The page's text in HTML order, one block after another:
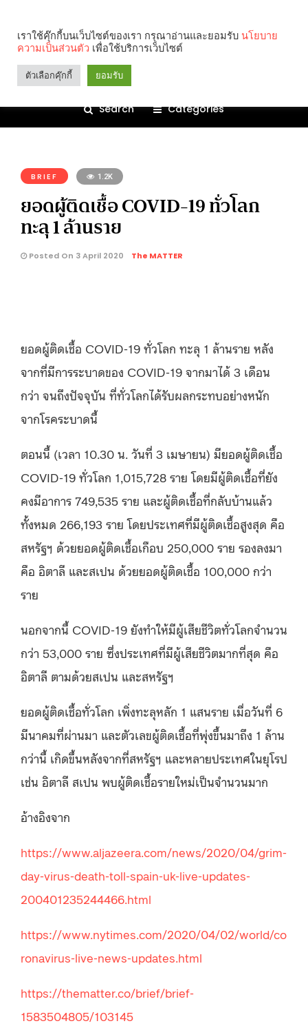
Search Categories
BRIEF 1.2K
ยอดผู้ติดเชื้อ COVID-19 ทั่วโลก
ทะลุ 1 ล้านราย
Posted On 3 April 2020 The MATTER
ยอดผู้ติดเชื้อ COVID-19 ทั่วโลก ทะลุ 1 ล้านราย หลัง
จากที่มีการระบาดของ COVID-19 จากมาได้ 3 เดือน
กว่า จนถึงปัจจุบัน ที่ทั่วโลกได้รับผลกระทบอย่างหนัก
จากโรคระบาดนี้
ตอนนี้ (เวลา 10.30 น. วันที่ 3 เมษายน) มียอดผู้ติดเชื้อ
COVID-19 ทั่วโลก 1,015,728 ราย โดยมีผู้ติดเชื้อที่ยัง
คงมีอาการ 749,535 ราย และผู้ติดเชื้อที่กลับบ้านแล้ว
ทั้งหมด 266,193 ราย โดยประเทศที่มีผู้ติดเชื้อสูงสุด คือ
สหรัฐฯ ด้วยยอดผู้ติดเชื้อเกือบ 250,000 ราย รองลงมา
คือ อิตาลี และสเปน ด้วยยอดผู้ติดเชื้อ 100,000 กว่า
ราย
นอกจากนี้ COVID-19 ยังทำให้มีผู้เสียชีวิตทั่วโลกจำนวน
กว่า 53,000 ราย ซึ่งประเทศที่มีผู้เสียชีวิตมากที่สุด คือ
อิตาลี ตามด้วยสเปน และสหรัฐฯ
ยอดผู้ติดเชื้อทั่วโลก เพิ่งทะลุหลัก 1 แสนราย เมื่อวันที่ 6
มีนาคมที่ผ่านมา และตัวเลขผู้ติดเชื้อที่พุ่งขึ้นมาถึง 1 ล้าน
กว่านี้ เกิดขึ้นหลังจากที่สหรัฐฯ และหลายประเทศในยุโรป
เช่น อิตาลี สเปน พบผู้ติดเชื้อรายใหม่เป็นจำนวนมาก
อ้างอิงจาก
https://www.aljazeera.com/news/2020/04/grim-
day-virus-death-toll-spain-uk-live-updates-
200401235244466.html
https://www.nytimes.com/2020/04/02/world/co
ronavirus-live-news-updates.html
https://thematter.co/brief/brief-
1583504805/103145
เราใช้คุ๊กกี้บนเว็บไซต์ของเรา กรุณาอ่านและยอมรับ นโยบาย
ความเป็นส่วนตัว เพื่อใช้บริการเว็บไซต์
ตัวเลือกคุ๊กกี้ ยอมรับ